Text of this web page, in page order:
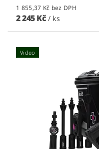
1 855,37 Kč bez DPH
2 245 Kč / ks
Video